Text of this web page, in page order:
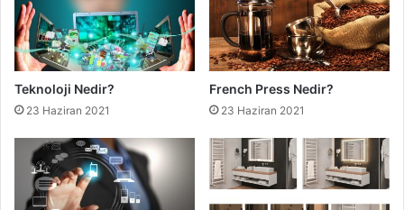
Teknoloji Nedir?
23 Haziran 2021
French Press Nedir?
23 Haziran 2021